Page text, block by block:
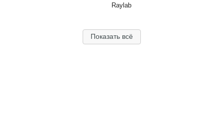
Raylab
Показать всё